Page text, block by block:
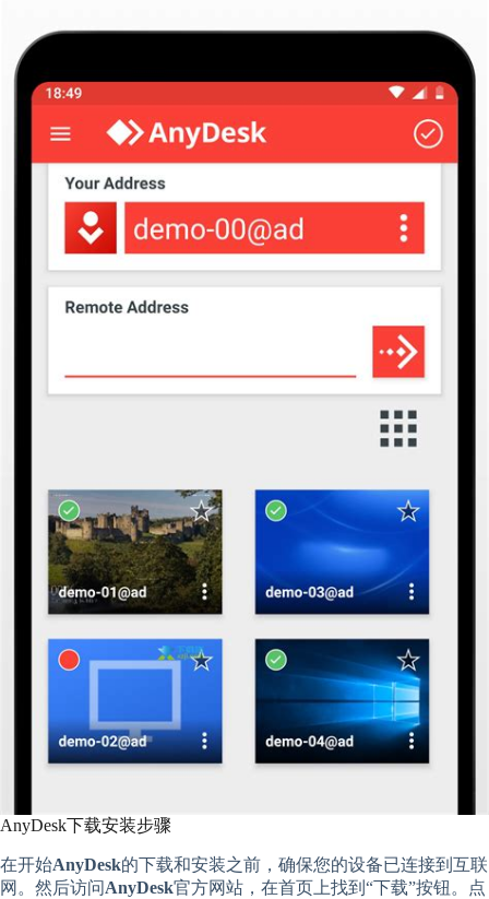
AnyDesk下载安装步骤
在开始AnyDesk的下载和安装之前，确保您的设备已连接到互联
网。然后访问AnyDesk官方网站，在首页上找到“下载”按钮。点